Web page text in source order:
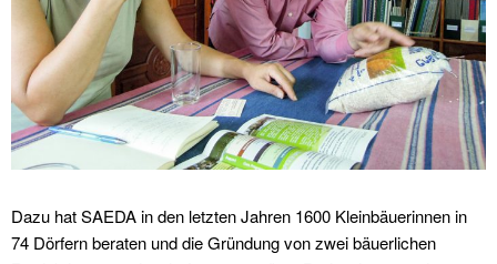
Dazu hat SAEDA in den letzten Jahren 1600 Kleinbäuerinnen in
74 Dörfern beraten und die Gründung von zwei bäuerlichen